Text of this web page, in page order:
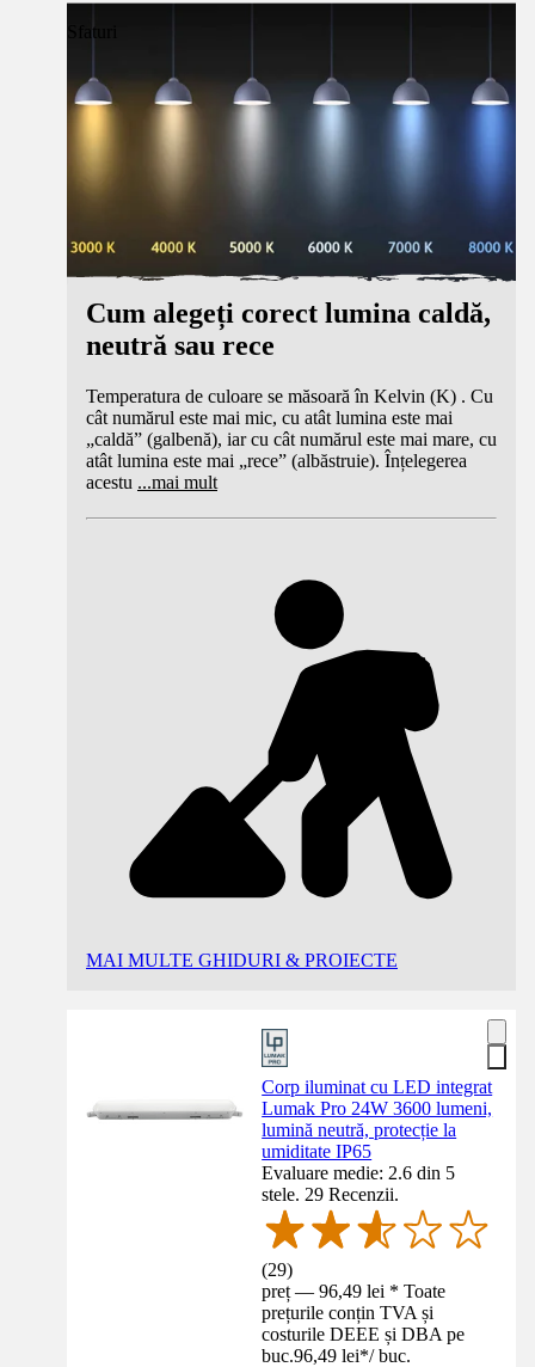
Sfaturi
Cum alegeți corect lumina caldă,
neutră sau rece
Temperatura de culoare se măsoară în Kelvin (K) . Cu
cât numărul este mai mic, cu atât lumina este mai
„caldă” (galbenă), iar cu cât numărul este mai mare, cu
atât lumina este mai „rece” (albăstruie). Înțelegerea
acestu ...mai mult
MAI MULTE GHIDURI & PROIECTE
Corp iluminat cu LED integrat
Lumak Pro 24W 3600 lumeni,
lumină neutră, protecție la
umiditate IP65
Evaluare medie: 2.6 din 5
stele. 29 Recenzii.
(29)
preț — 96,49 lei * Toate
prețurile conțin TVA și
costurile DEEE și DBA pe
buc.96,49 lei*/ buc.